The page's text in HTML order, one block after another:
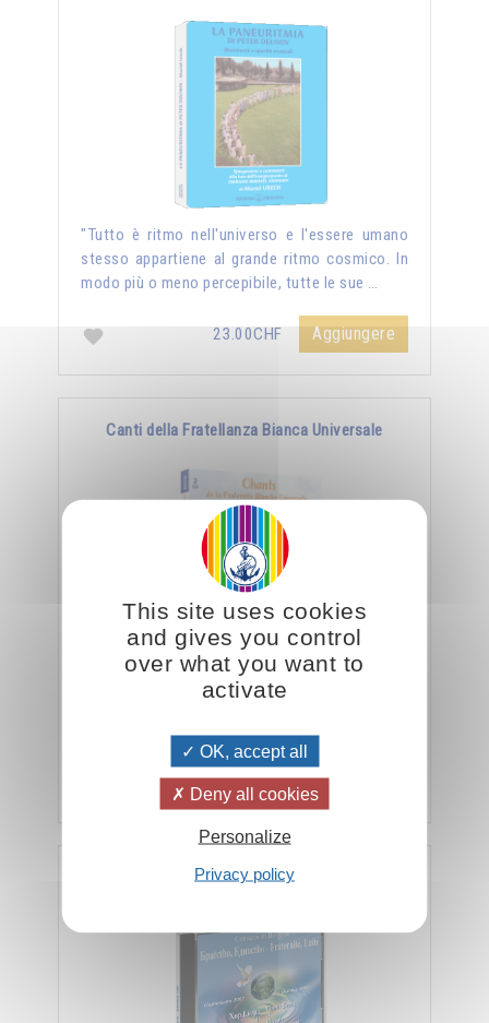
"Tutto è ritmo nell'universo e l'essere umano
stesso appartiene al grande ritmo cosmico. In
modo più o meno percepibile, tutte le sue …
23.00CHF Aggiungere
Canti della Fratellanza Bianca Universale
CD doppio - durata CD1: 52'23" - CD2: 49'32" -
composti dal Maestro Peter Deunov
23.00CHF Aggiungere
Fratellanza, Unità - concerto in Bulgaria
This site uses cookies
and gives you control
over what you want to
activate
OK, accept all
Deny all cookies
Personalize
Privacy policy